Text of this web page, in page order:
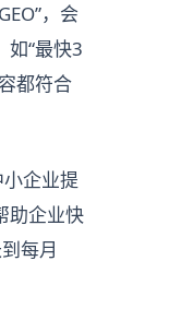
，会
如“最快3
都符合
企业提
助企业快
每月